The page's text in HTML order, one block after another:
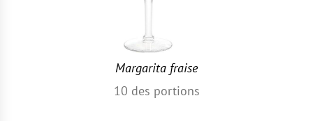
Margarita fraise
10 des portions